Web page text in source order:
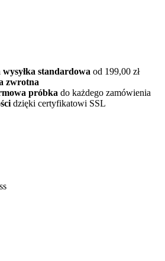
standardowa od 199,00 zł
zwrotna
próbka do każdego zamówienia
dzięki certyfikatowi SSL